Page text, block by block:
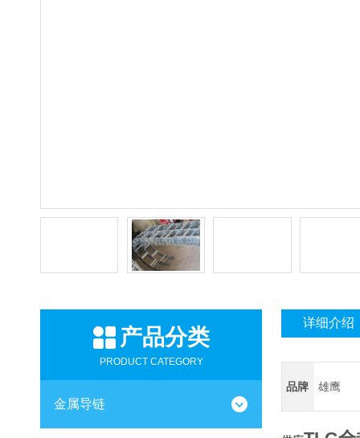
产品分类
PRODUCT CATEGORY
金属导链
详细介绍
品牌 雄鹰